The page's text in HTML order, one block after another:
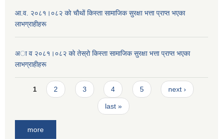
आ.व. २०८१।०८२ काे चाैथाें किस्ता सामाजिक सुरक्षा भत्ता प्राप्त भएका
लाभग्राहीहरू
अा व २०८१।०८२ काे तेस्राे किस्ता सामाजिक सुरक्षा भत्ता प्राप्त भएका
लाभग्राहीहरू
Pages
1 2 3 4 5 next ›
last »
more